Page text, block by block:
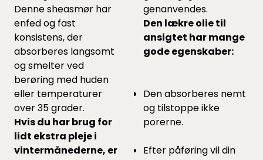
Denne sheasmør har
enfed og fast
konsistens, der
absorberes langsomt
og smelter ved
berøring med huden
eller temperaturer
over 35 grader.
Hvis du har brug for
lidt ekstra pleje i
vintermånederne, er
genanvendes.
Den lækre olie til
ansigtet har mange
gode egenskaber:
Den absorberes nemt
og tilstoppe ikke
porerne.
Efter påføring vil din